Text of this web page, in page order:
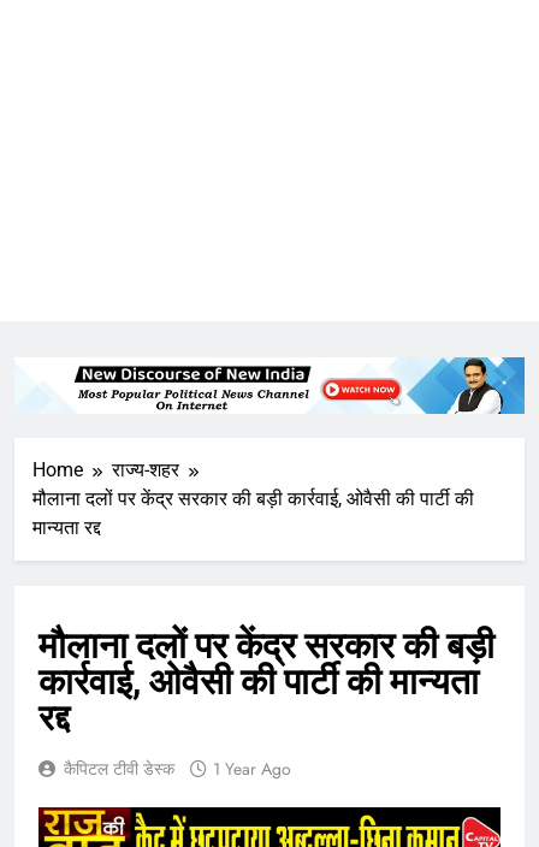
Home
राज्य-शहर
मौलाना दलों पर केंद्र सरकार की बड़ी कार्रवाई, ओवैसी की पार्टी की
मान्यता रद्द
मौलाना दलों पर केंद्र सरकार की बड़ी
कार्रवाई, ओवैसी की पार्टी की मान्यता
रद्द
कैपिटल टीवी डेस्क 1 Year Ago